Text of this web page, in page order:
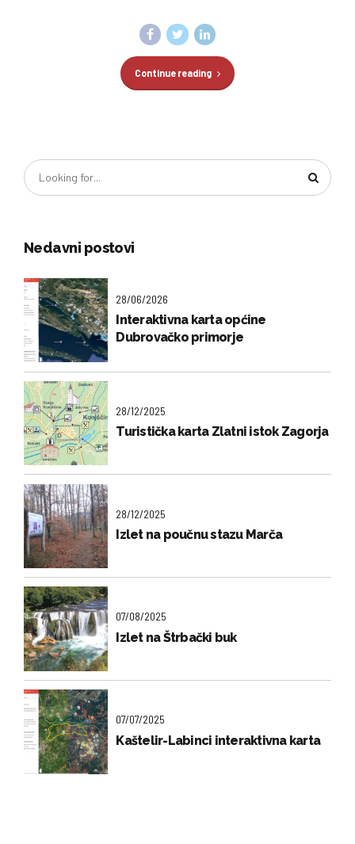
Continue reading
Nedavni postovi
28/06/2026
Interaktivna karta općine
Dubrovačko primorje
28/12/2025
Turistička karta Zlatni istok Zagorja
28/12/2025
Izlet na poučnu stazu Marča
07/08/2025
Izlet na Štrbački buk
07/07/2025
Kaštelir-Labinci interaktivna karta